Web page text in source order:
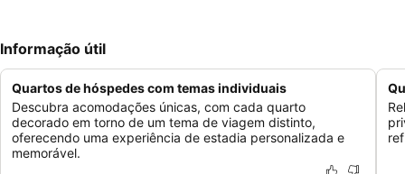
Informação útil
Quartos de hóspedes com temas individuais
Descubra acomodações únicas, com cada quarto
decorado em torno de um tema de viagem distinto,
oferecendo uma experiência de estadia personalizada e
memorável.